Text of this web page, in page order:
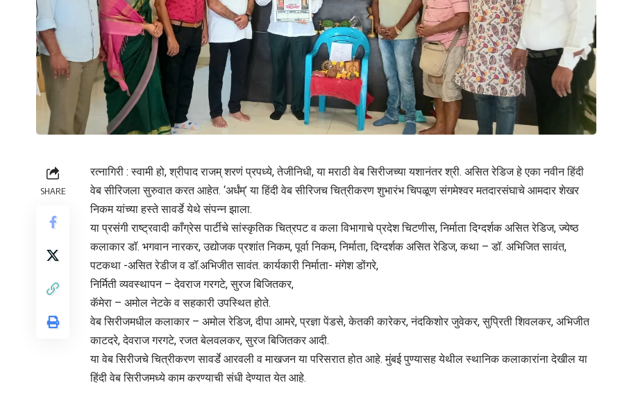
SHARE
रत्नागिरी : स्वामी हो, श्रीपाद राजम् शरणं प्रपध्ये, तेजीनिधी, या मराठी वेब सिरीजच्या यशानंतर श्री. असित रेडिज हे एका नवीन हिंदी
वेब सीरिजला सुरुवात करत आहेत. ‘अर्धंम्’ या हिंदी वेब सीरिजच चित्रीकरण शुभारंभ चिपळूण संगमेश्वर मतदारसंघाचे आमदार शेखर
निकम यांच्या हस्ते सावर्डे येथे संपन्न झाला.
या प्रसंगी राष्ट्रवादी काँग्रेस पार्टीचे सांस्कृतिक चित्रपट व कला विभागाचे प्रदेश चिटणीस, निर्माता दिग्दर्शक असित रेडिज, ज्येष्ठ
कलाकार डॉ. भगवान नारकर, उद्योजक प्रशांत निकम, पूर्वा निकम, निर्माता, दिग्दर्शक असित रेडिज, कथा – डॉ. अभिजित सावंत,
पटकथा -असित रेडीज व डॉ.अभिजीत सावंत. कार्यकारी निर्माता- मंगेश डोंगरे,
निर्मिती व्यवस्थापन – देवराज गरगटे, सुरज बिजितकर,
कॅमेरा – अमोल नेटके व सहकारी उपस्थित होते.
वेब सिरीजमधील कलाकार – अमोल रेडिज, दीपा आमरे, प्रज्ञा पेंडसे, केतकी कारेकर, नंदकिशोर जुवेकर, सुप्रिती शिवलकर, अभिजीत
काटदरे, देवराज गरगटे, रजत बेलवलकर, सुरज बिजितकर आदी.
या वेब सिरीजचे चित्रीकरण सावर्डे आरवली व माखजन या परिसरात होत आहे. मुंबई पुण्यासह येथील स्थानिक कलाकारांना देखील या
हिंदी वेब सिरीजमध्ये काम करण्याची संधी देण्यात येत आहे.